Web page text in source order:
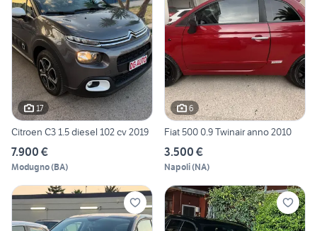
17
Citroen C3 1.5 diesel 102 cv 2019
7.900 €
Modugno(BA)
6
Fiat 500 0.9 Twinair anno 2010
3.500 €
Napoli(NA)